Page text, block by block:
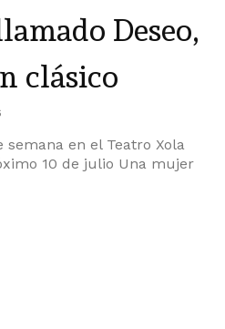
Deseo,
clásico
en el Teatro Xola
10 de julio Una mujer